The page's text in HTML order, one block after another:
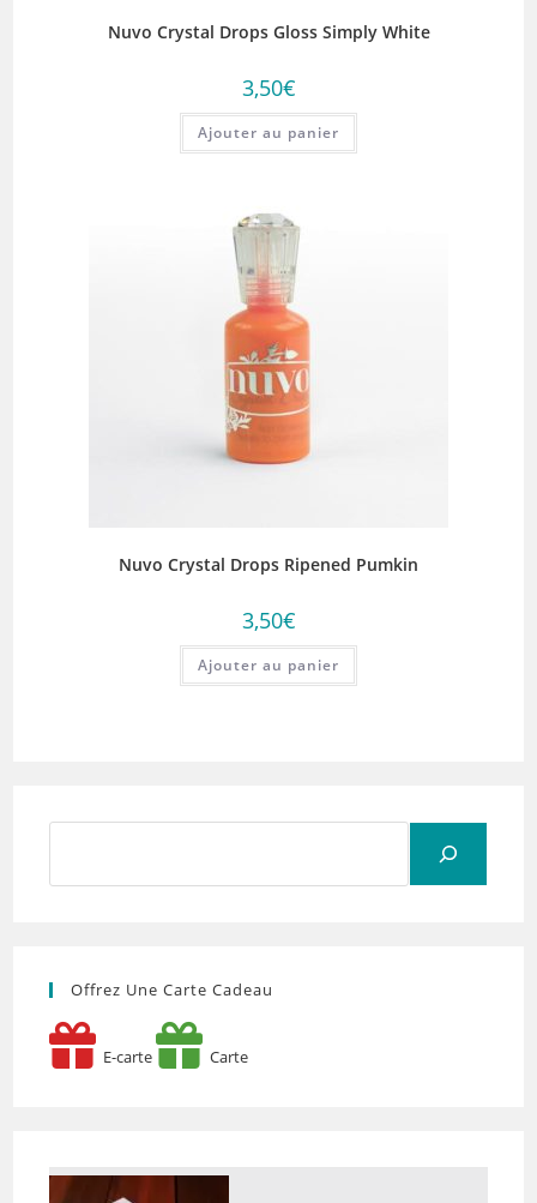
Nuvo Crystal Drops Gloss Simply White
3,50€
Ajouter au panier
Nuvo Crystal Drops Ripened Pumkin
3,50€
Ajouter au panier
Offrez Une Carte Cadeau
E-carte Carte